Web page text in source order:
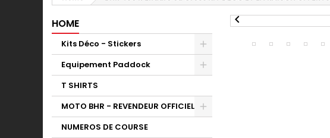
HOME
Kits Déco - Stickers
Equipement Paddock
T SHIRTS
MOTO BHR - REVENDEUR OFFICIEL
NUMEROS DE COURSE
